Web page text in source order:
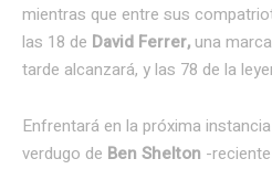
mientras que entre sus
las 18 de David Ferrer, una
tarde alcanzará, y las 78 de la
Enfrentará en la próxima
verdugo de Ben Shelton -